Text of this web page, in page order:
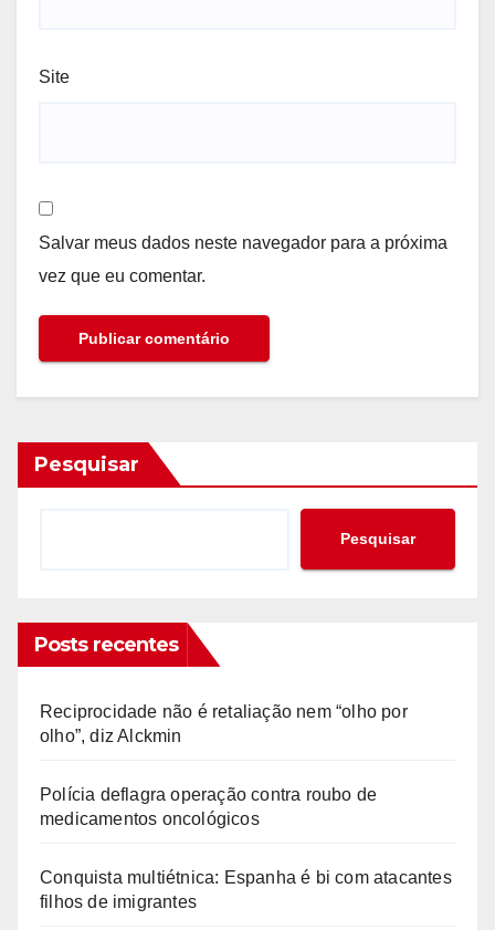
Site
Salvar meus dados neste navegador para a próxima
vez que eu comentar.
Pesquisar
Pesquisar
Posts recentes
Reciprocidade não é retaliação nem “olho por
olho”, diz Alckmin
Polícia deflagra operação contra roubo de
medicamentos oncológicos
Conquista multiétnica: Espanha é bi com atacantes
filhos de imigrantes